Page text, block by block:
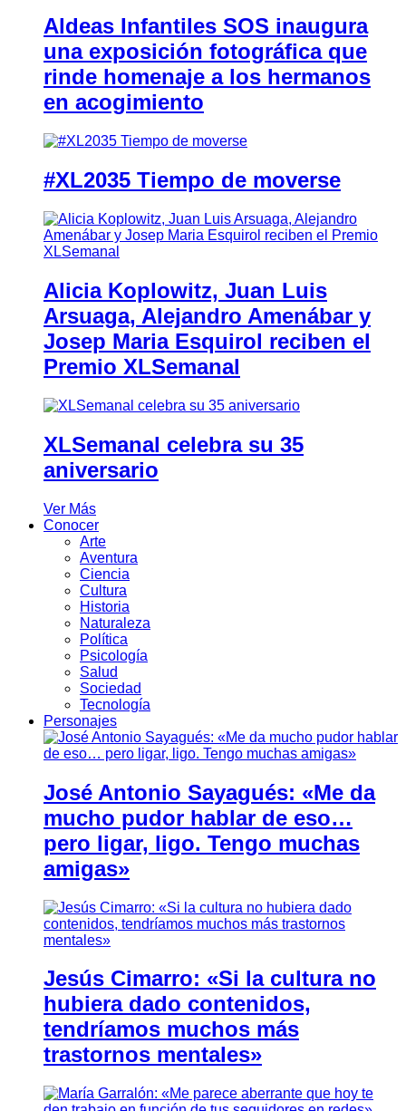
Aldeas Infantiles SOS inaugura
una exposición fotográfica que
rinde homenaje a los hermanos
en acogimiento
#XL2035 Tiempo de moverse
Alicia Koplowitz, Juan Luis
Arsuaga, Alejandro Amenábar y
Josep Maria Esquirol reciben el
Premio XLSemanal
XLSemanal celebra su 35
aniversario
Ver Más
Conocer
Arte
Aventura
Ciencia
Cultura
Historia
Naturaleza
Política
Psicología
Salud
Sociedad
Tecnología
Personajes
José Antonio Sayagués: «Me da
mucho pudor hablar de eso…
pero ligar, ligo. Tengo muchas
amigas»
Jesús Cimarro: «Si la cultura no
hubiera dado contenidos,
tendríamos muchos más
trastornos mentales»